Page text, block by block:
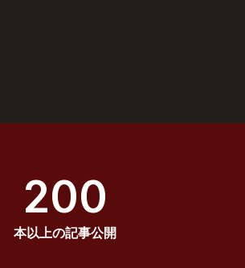
200
本以上の記事公開